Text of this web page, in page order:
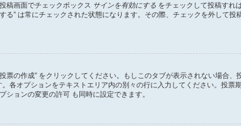
稿画面でチェックボックス サインを有効にする をチェックして投稿すれ
る” は常にチェックされた状態になります。その際、チェックを外して投
の作成” をクリックしてください。もしこのタブが表示されない場合、
各オプションをテキストエリア内の別々の行に入力してください。投票
ョンの変更の許可 も同時に設定できます。